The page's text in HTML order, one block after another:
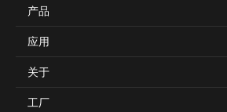
产品
应用
关于
工厂